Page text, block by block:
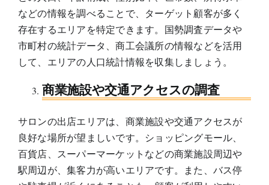
などの情報を調べることで、ターゲット顧客が多く
存在するエリアを特定できます。国勢調査データや
市町村の統計データ、商工会議所の情報などを活用
して、エリアの人口統計情報を収集しましょう。
商業施設や交通アクセスの調査
サロンの出店エリアは、商業施設や交通アクセスが
良好な場所が望ましいです。ショッピングモール、
百貨店、スーパーマーケットなどの商業施設周辺や
駅周辺が、集客力が高いエリアです。また、バス停